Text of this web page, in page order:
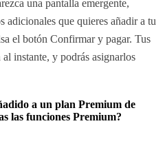
una pantalla emergente,
adicionales que quieres añadir a tu
el botón Confirmar y pagar. Tus
instante, y podrás asignarlos
a un plan Premium de
las funciones Premium?